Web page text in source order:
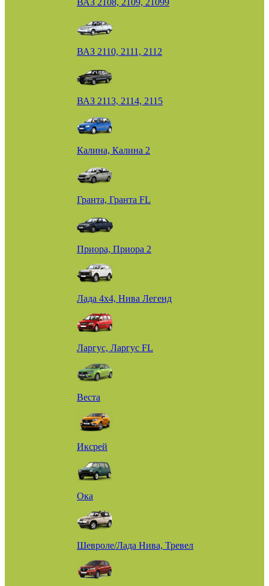
ВАЗ 2108, 2109, 21099
ВАЗ 2110, 2111, 2112
ВАЗ 2113, 2114, 2115
Калина, Калина 2
Гранта, Гранта FL
Приора, Приора 2
Лада 4х4, Нива Легенд
Ларгус, Ларгус FL
Веста
Иксрей
Ока
Шевроле/Лада Нива, Тревел